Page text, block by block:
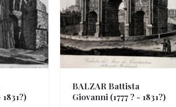
1831?)
BALZAR Battista
Giovanni (1777 ? - 1831?)